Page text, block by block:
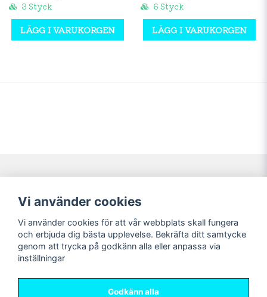
3 Styck
LÄGG I VARUKORGEN
6 Styck
LÄGG I VARUKORGEN
Navigering
Nyheter!
Förbeställning
Mitt konto
Logga in
Registrera dig
Glömt lösenord?
Sociala medier
Vi använder cookies
Vi använder cookies för att vår webbplats skall fungera
och erbjuda dig bästa upplevelse. Bekräfta ditt samtycke
genom att trycka på godkänn alla eller anpassa via
inställningar
Godkänn alla